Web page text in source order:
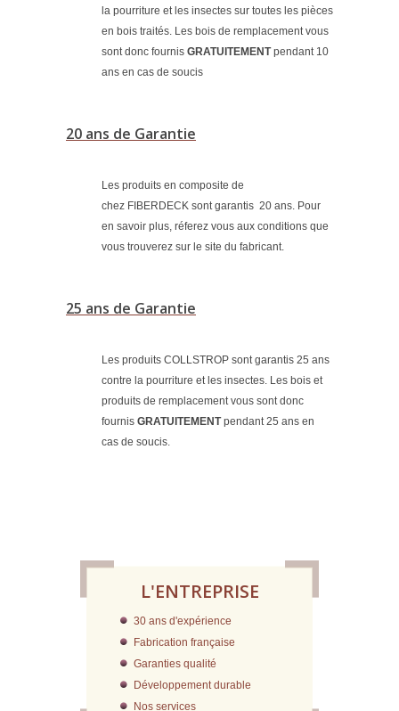
la pourriture et les insectes sur toutes les pièces
en bois traités. Les bois de remplacement vous
sont donc fournis GRATUITEMENTpendant 10
ans en cas de soucis
20 ans de Garantie
Les produits en composite de
chez FIBERDECK sont garantis 20 ans. Pour
en savoir plus, réferez vous aux conditions que
vous trouverez sur le site du fabricant.
25 ans de Garantie
Les produits COLLSTROP sont garantis 25 ans
contre la pourriture et les insectes. Les bois et
produits de remplacement vous sont donc
fournis GRATUITEMENTpendant 25 ans en
cas de soucis.
L'ENTREPRISE
30 ans d'expérience
Fabrication française
Garanties qualité
Développement durable
Nos services